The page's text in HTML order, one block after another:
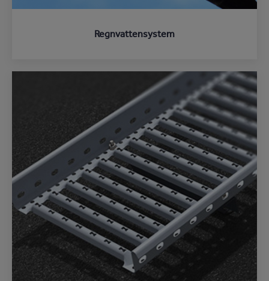
Regnvattensystem